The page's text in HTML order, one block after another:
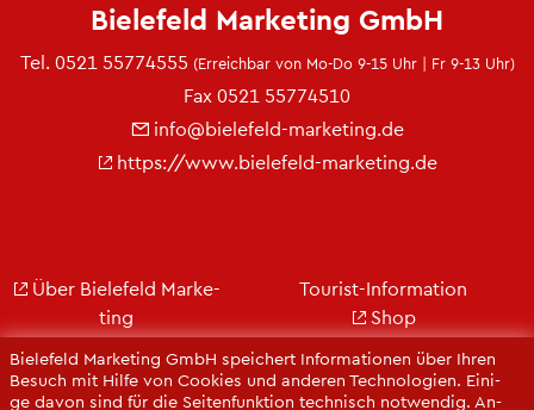
Bie­le­feld Mar­ke­ting GmbH spei­chert In­for­ma­tio­nen über Ihren
Be­such mit Hilfe von Coo­kies und an­de­ren Tech­no­lo­gi­en. Ei­ni­
ge davon sind für die Sei­ten­funk­ti­on tech­nisch not­wen­dig. An­
Bie­le­feld Mar­ke­ting GmbH
Tel. 0521 55774555 (Er­reich­bar von Mo-Do 9-15 Uhr | Fr 9-13 Uhr)
Fax 0521 55774510
info@​bielefeld-​marketing.​de
https://​www.​bielefeld-​marketing.​de
Über Bie­le­feld Mar­ke­
ting
Jobs
Kon­takt
Ge­schäfts­be­richt
Tou­rist-In­for­ma­ti­on
Shop
City Bie­le­feld
Bie­le­feld-Gut­schein
Web­cams